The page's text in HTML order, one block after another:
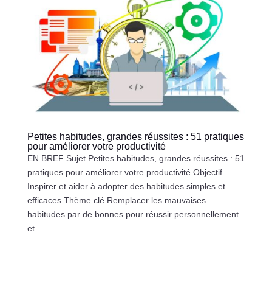
Petites habitudes, grandes réussites : 51 pratiques
pour améliorer votre productivité
EN BREF Sujet Petites habitudes, grandes réussites : 51
pratiques pour améliorer votre productivité Objectif
Inspirer et aider à adopter des habitudes simples et
efficaces Thème clé Remplacer les mauvaises
habitudes par de bonnes pour réussir personnellement
et...